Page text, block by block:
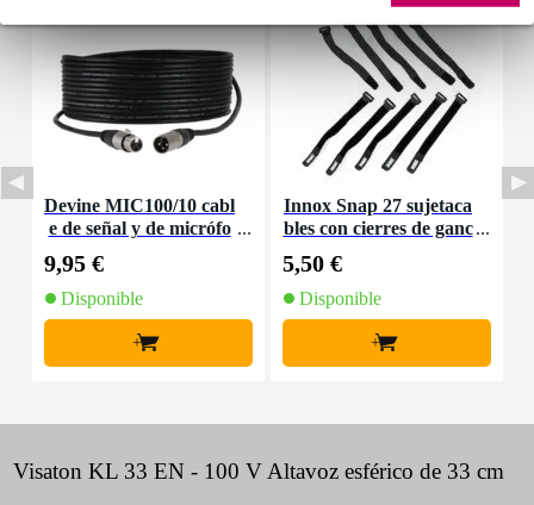
Devine MIC100/10 cabl
e de señal y de micrófo
9,95 €
Disponible
+
Innox Snap 27 sujetaca
bles con cierres de ganc
ro (10 ud)
5,50 €
Disponible
+
Visaton KL 33 EN - 100 V Altavoz esférico de 33 cm